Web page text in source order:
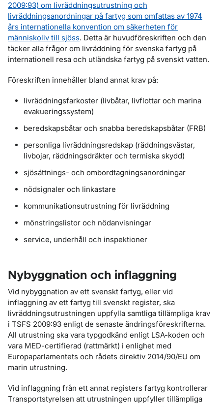
2009:93) om livräddningsutrustning och
livräddningsanordningar på fartyg som omfattas av 1974
års internationella konvention om säkerheten för
människoliv till sjöss. Detta är huvudföreskriften och den
täcker alla frågor om livräddning för svenska fartyg på
internationell resa och utländska fartyg på svenskt vatten.
Föreskriften innehåller bland annat krav på:
livräddningsfarkoster (livbåtar, livflottar och marina
evakueringssystem)
beredskapsbåtar och snabba beredskapsbåtar (FRB)
personliga livräddningsredskap (räddningsvästar,
livbojar, räddningsdräkter och termiska skydd)
sjösättnings- och ombordtagningsanordningar
nödsignaler och linkastare
kommunikationsutrustning för livräddning
mönstringslistor och nödanvisningar
service, underhåll och inspektioner
Nybyggnation och inflaggning
Vid nybyggnation av ett svenskt fartyg, eller vid
inflaggning av ett fartyg till svenskt register, ska
livräddningsutrustningen uppfylla samtliga tillämpliga krav
i TSFS 2009:93 enligt de senaste ändringsföreskrifterna.
All utrustning ska vara typgodkänd enligt LSA-koden och
vara MED-certifierad (rattmärkt) i enlighet med
Europaparlamentets och rådets direktiv 2014/90/EU om
marin utrustning.
Vid inflaggning från ett annat registers fartyg kontrollerar
Transportstyrelsen att utrustningen uppfyller tillämpliga